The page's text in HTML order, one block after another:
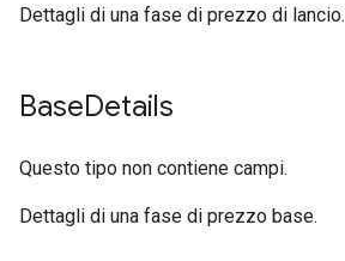
Dettagli di una fase di prezzo di lancio.
BaseDetails
Questo tipo non contiene campi.
Dettagli di una fase di prezzo base.